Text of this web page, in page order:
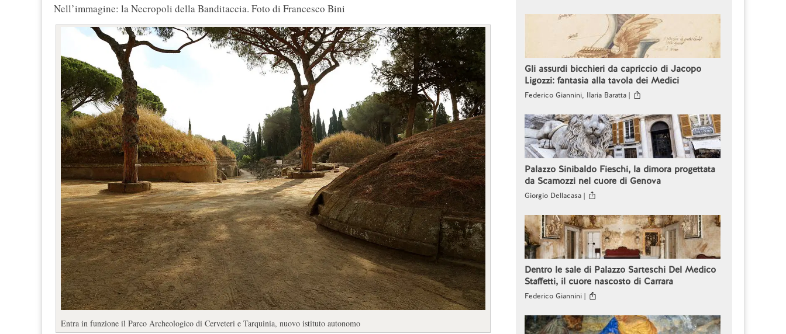
Nell’immagine: la Necropoli della Banditaccia. Foto di Francesco Bini
Entra in funzione il Parco Archeologico di Cerveteri e Tarquinia, nuovo istituto autonomo
Gli assurdi bicchieri da capriccio di Jacopo
Ligozzi: fantasia alla tavola dei Medici
Federico Giannini, Ilaria Baratta |
Palazzo Sinibaldo Fieschi, la dimora progettata
da Scamozzi nel cuore di Genova
Giorgio Dellacasa |
Dentro le sale di Palazzo Sarteschi Del Medico
Staffetti, il cuore nascosto di Carrara
Federico Giannini |